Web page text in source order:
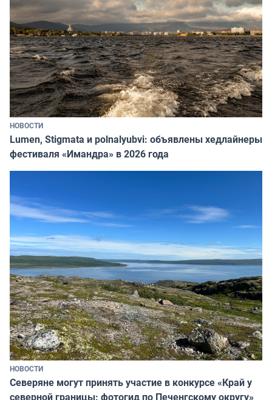
НОВОСТИ
Lumen, Stigmata и polnalyubvi: объявлены хедлайнеры
фестиваля «Имандра» в 2026 года
НОВОСТИ
Северяне могут принять участие в конкурсе «Край у
северной границы: фотогид по Печенгскому округу»